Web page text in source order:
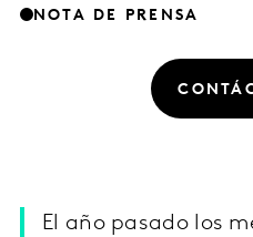
NOTA DE PRENSA
El año pasado los